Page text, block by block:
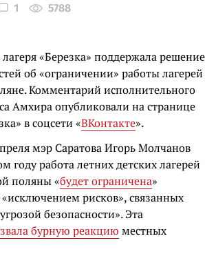
1 5788
«Березка» поддержала решение
об «ограничении» работы лагерей
Комментарий исполнительного
Амхира опубликовали на странице
в соцсети «ВКонтакте».
мэр Саратова Игорь Молчанов
году работа летних детских лагерей
поляны «будет ограничена»
рисков», связанных
безопасности». Эта
бурную реакцию местных